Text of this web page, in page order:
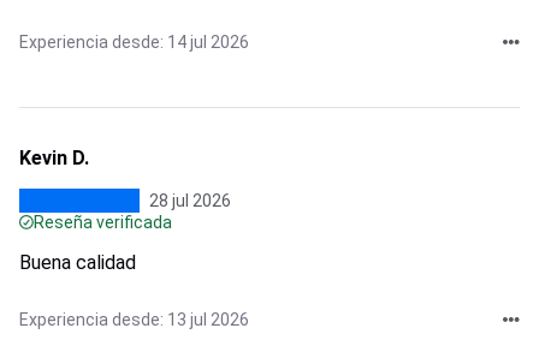
Experiencia desde: 14 jul 2026
Kevin D.
28 jul 2026
Reseña verificada
Buena calidad
Experiencia desde: 13 jul 2026